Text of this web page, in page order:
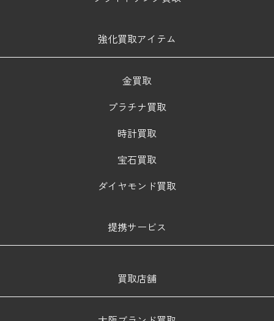
強化買取アイテム
金買取
プラチナ買取
時計買取
宝石買取
ダイヤモンド買取
提携サービス
買取店舗